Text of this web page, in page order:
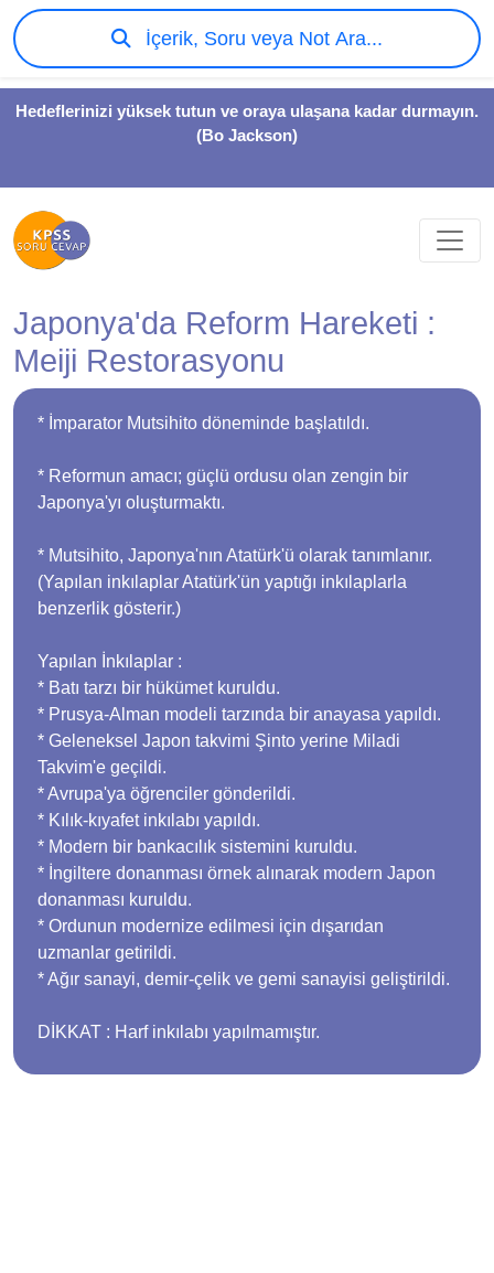
Hedeflerinizi yüksek tutun ve oraya ulaşana kadar durmayın.
(Bo Jackson)
İçerik, Soru veya Not Ara...
Japonya'da Reform Hareketi :
Meiji Restorasyonu
* İmparator Mutsihito döneminde başlatıldı.
* Reformun amacı; güçlü ordusu olan zengin bir
Japonya'yı oluşturmaktı.
* Mutsihito, Japonya'nın Atatürk'ü olarak tanımlanır.
(Yapılan inkılaplar Atatürk'ün yaptığı inkılaplarla
benzerlik gösterir.)
Yapılan İnkılaplar :
* Batı tarzı bir hükümet kuruldu.
* Prusya-Alman modeli tarzında bir anayasa yapıldı.
* Geleneksel Japon takvimi Şinto yerine Miladi
Takvim'e geçildi.
* Avrupa'ya öğrenciler gönderildi.
* Kılık-kıyafet inkılabı yapıldı.
* Modern bir bankacılık sistemini kuruldu.
* İngiltere donanması örnek alınarak modern Japon
donanması kuruldu.
* Ordunun modernize edilmesi için dışarıdan
uzmanlar getirildi.
* Ağır sanayi, demir-çelik ve gemi sanayisi geliştirildi.
DİKKAT : Harf inkılabı yapılmamıştır.